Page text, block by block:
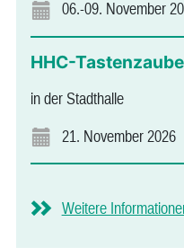
06.-09. November
HHC-
in der Stadthalle
21. November 2026
Weitere